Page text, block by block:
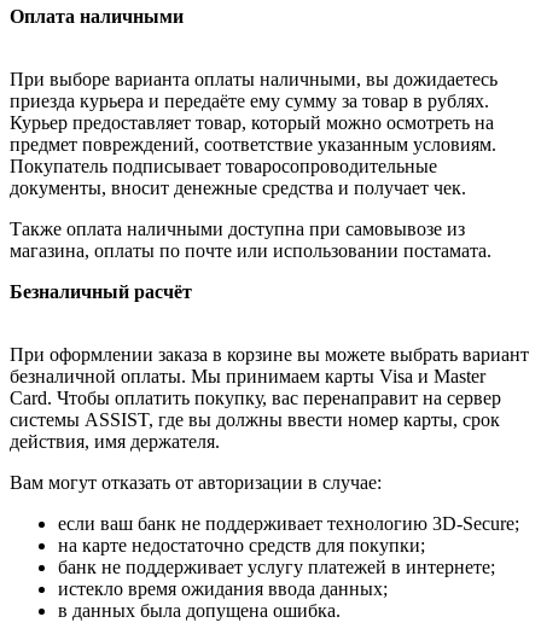
Оплата наличными
При выборе варианта оплаты наличными, вы дожидаетесь
приезда курьера и передаёте ему сумму за товар в рублях.
Курьер предоставляет товар, который можно осмотреть на
предмет повреждений, соответствие указанным условиям.
Покупатель подписывает товаросопроводительные
документы, вносит денежные средства и получает чек.
Также оплата наличными доступна при самовывозе из
магазина, оплаты по почте или использовании постамата.
Безналичный расчёт
При оформлении заказа в корзине вы можете выбрать вариант
безналичной оплаты. Мы принимаем карты Visa и Master
Card. Чтобы оплатить покупку, вас перенаправит на сервер
системы ASSIST, где вы должны ввести номер карты, срок
действия, имя держателя.
Вам могут отказать от авторизации в случае:
если ваш банк не поддерживает технологию 3D-Secure;
на карте недостаточно средств для покупки;
банк не поддерживает услугу платежей в интернете;
истекло время ожидания ввода данных;
в данных была допущена ошибка.